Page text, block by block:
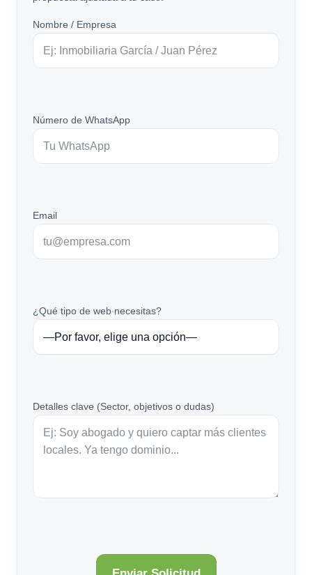
Nombre / Empresa
Número de WhatsApp
Email
¿Qué tipo de web necesitas?
Detalles clave (Sector, objetivos o dudas)